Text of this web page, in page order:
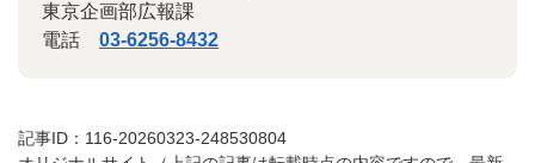
東京企画部広報課
電話 03-6256-8432
記事ID：116-20260323-248530804